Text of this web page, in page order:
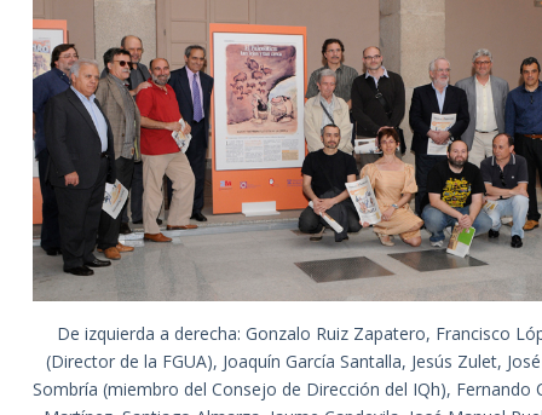
De izquierda a derecha: Gonzalo Ruiz Zapatero, Francisco
(Director de la FGUA), Joaquín García Santalla, Jesús Zulet,
Sombría (miembro del Consejo de Dirección del IQh), Fernando